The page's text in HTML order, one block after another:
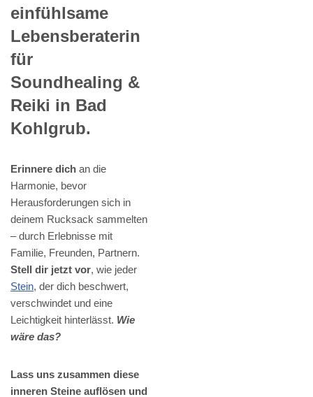
einfühlsame
Lebensberaterin
für
Soundhealing &
Reiki in Bad
Kohlgrub.
Erinnere dich an die
Harmonie, bevor
Herausforderungen sich in
deinem Rucksack sammelten
– durch Erlebnisse mit
Familie, Freunden, Partnern.
Stell dir jetzt vor, wie jeder
Stein, der dich beschwert,
verschwindet und eine
Leichtigkeit hinterlässt. Wie
wäre das?
Lass uns zusammen diese
inneren Steine auflösen und